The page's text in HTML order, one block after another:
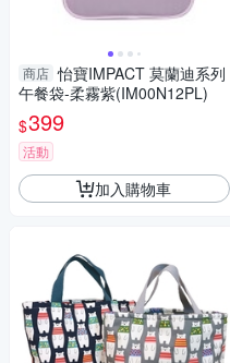
商店 怡寶IMPACT 莫蘭迪系列
午餐袋-柔霧紫(IM00N12PL)
$399
活動
加入購物車